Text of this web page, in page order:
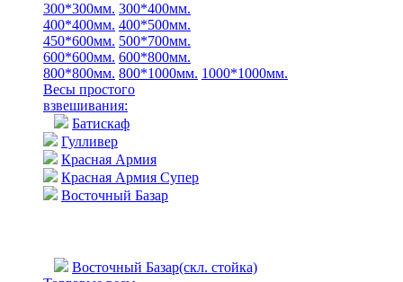
300*300мм. 300*400мм.
400*400мм. 400*500мм.
450*600мм. 500*700мм.
600*600мм. 600*800мм.
800*800мм. 800*1000мм. 1000*1000мм.
Весы простого
взвешивания:
Батискаф
Гулливер
Красная Армия
Красная Армия Супер
Восточный Базар
Восточный Базар(скл. стойка)